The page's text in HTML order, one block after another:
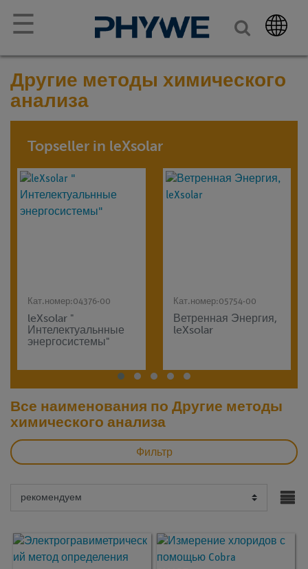
☰
Другие методы химического
анализа
Topseller in leXsolar
Кат.номер:04376-00
leXsolar "
Интелектуальнные
энергосистемы"
Кат.номер:05754-00
Ветренная Энергия,
leXsolar
Все наименования по Другие методы
химического анализа
Фильтр